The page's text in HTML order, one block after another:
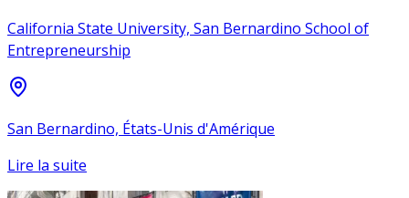
California State University, San Bernardino School of
Entrepreneurship
San Bernardino, États-Unis d'Amérique
Lire la suite